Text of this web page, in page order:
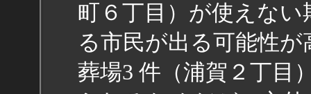
町６丁目）が使えな
る市民が出る可能性
葬場3 件（浦賀２丁目